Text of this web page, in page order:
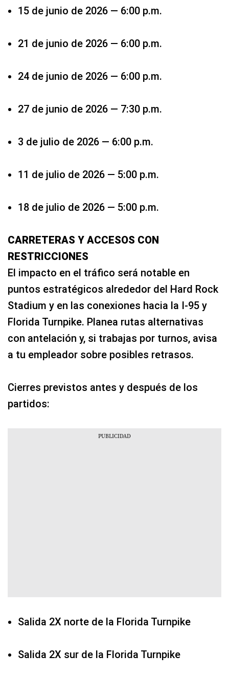
15 de junio de 2026 — 6:00 p.m.
21 de junio de 2026 — 6:00 p.m.
24 de junio de 2026 — 6:00 p.m.
27 de junio de 2026 — 7:30 p.m.
3 de julio de 2026 — 6:00 p.m.
11 de julio de 2026 — 5:00 p.m.
18 de julio de 2026 — 5:00 p.m.
CARRETERAS Y ACCESOS CON
RESTRICCIONES
El impacto en el tráfico será notable en
puntos estratégicos alrededor del Hard Rock
Stadium y en las conexiones hacia la I‑95 y
Florida Turnpike. Planea rutas alternativas
con antelación y, si trabajas por turnos, avisa
a tu empleador sobre posibles retrasos.
Cierres previstos antes y después de los
partidos:
Salida 2X norte de la Florida Turnpike
Salida 2X sur de la Florida Turnpike